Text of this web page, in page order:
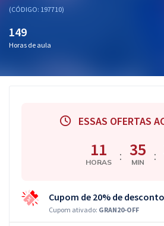
OAB
Mentorias
(CÓDIGO: 197710)
149
Horas de aula
ESSAS OFERTAS
11
HORAS : 35
MIN :
Cupom de 20% de desconto
Cupom ativado: GRAN20-OFF